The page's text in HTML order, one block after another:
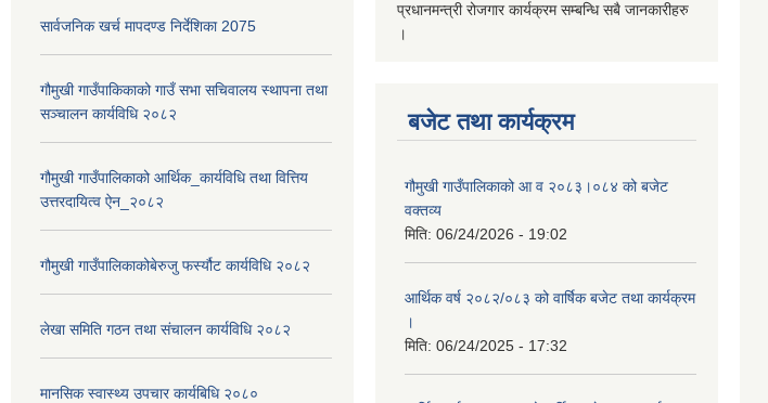
सार्वजनिक खर्च मापदण्ड निर्देशिका 2075
गौमुखी गाउँपाकिकाको गाउँ सभा सचिवालय स्थापना तथा
सञ्चालन कार्यविधि २०८२
गौमुखी गाउँपालिकाको आर्थिक_कार्यविधि तथा वित्तिय
उत्तरदायित्व ऐन_२०८२
गौमुखी गाउँपालिकाकोबेरुजु फर्स्यौट कार्यविधि २०८२
लेखा समिति गठन तथा संचालन कार्यविधि २०८२
मानसिक स्वास्थ्य उपचार कार्यबिधि २०८०
प्रधानमन्त्री रोजगार कार्यक्रम सम्बन्धि सबै जानकारीहरु
।
बजेट तथा कार्यक्रम
गौमुखी गाउँपालिकाको आ व २०८३।०८४ को बजेट
वक्तव्य
मिति: 06/24/2026 - 19:02
आर्थिक वर्ष २०८२/०८३ को वार्षिक बजेट तथा कार्यक्रम
।
मिति: 06/24/2025 - 17:32